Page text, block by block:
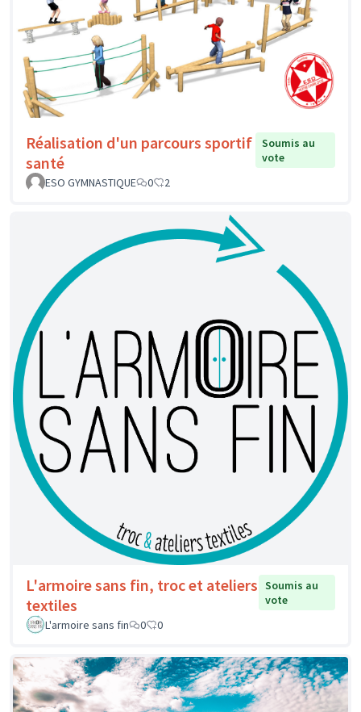
Réalisation d'un parcours sportif
santé
Soumis au
vote
ESO GYMNASTIQUE
0 2
L'armoire sans fin, troc et ateliers
textiles
Soumis au
vote
L'armoire sans fin
0 0